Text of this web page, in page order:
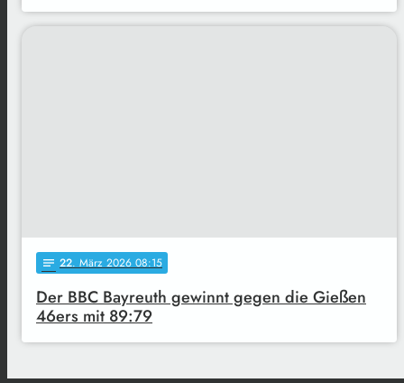
notes 22. März 2026 08:15
Der BBC Bayreuth gewinnt gegen die Gießen
46ers mit 89:79